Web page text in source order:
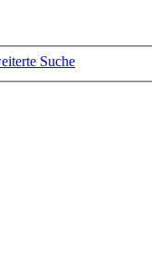
Suche